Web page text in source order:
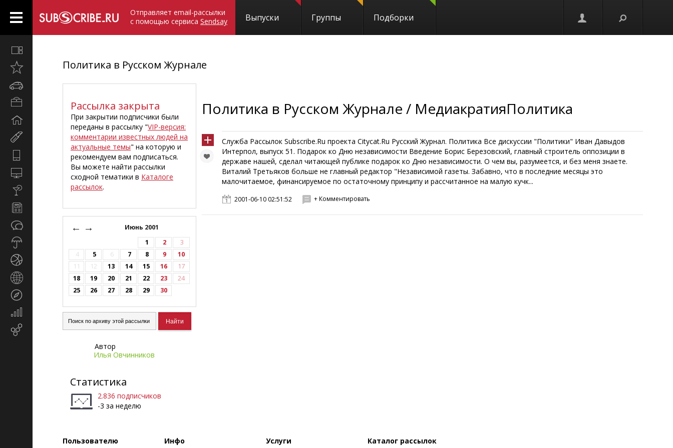
Отправляет email-рассылки
с помощью сервиса Sendsay Выпуски Группы Подборки
Открыто
Автомобили
Компьютеры
Новости
Экономика
финансы
Политика в Русском Журнале
Рассылка закрыта
При закрытии подписчики были
переданы в рассылку "VIP-версия:
комментарии известных людей на
актуальные темы" на которую и
рекомендуем вам подписаться.
Вы можете найти рассылки
сходной тематики в Каталоге
рассылок.
← Июнь 2001
→
1 2
3
4
5 6 7 8 9
10
11
12 13 14 15 16
17
18
19 20 21 22 23
24
25
26 27 28 29 30
Автор
Илья Овчинников
Статистика
2.836 подписчиков
-3 за неделю
Политика в Русском Журнале / МедиакратияПолитика
Служба Рассылок Subscribe.Ru проекта Citycat.Ru Русский Журнал. Политика Все дискуссии "Политики" Иван Давыдов
Интерпол, выпуск 51. Подарок ко Дню независимости Введение Борис Березовский, главный строитель оппозиции в
державе нашей, сделал читающей публике подарок ко Дню независимости. О чем вы, разумеется, и без меня знаете.
Виталий Третьяков больше не главный редактор "Независимой газеты. Забавно, что в последние месяцы это
малочитаемое, финансируемое по остаточному принципу и рассчитанное на малую кучк...
2001-06-10 02:51:52 + Комментировать
Пользователю Инфо Услуги Каталог рассылок